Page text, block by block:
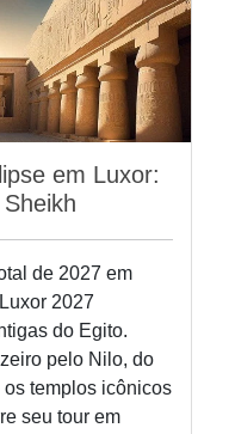
em Luxor:
de 2027 em
2027
do Egito.
pelo Nilo, do
templos icônicos
seu tour em